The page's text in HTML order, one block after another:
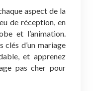
aspect de la
de réception, en
et l’animation.
clés d’un mariage
et apprenez
pas cher pour